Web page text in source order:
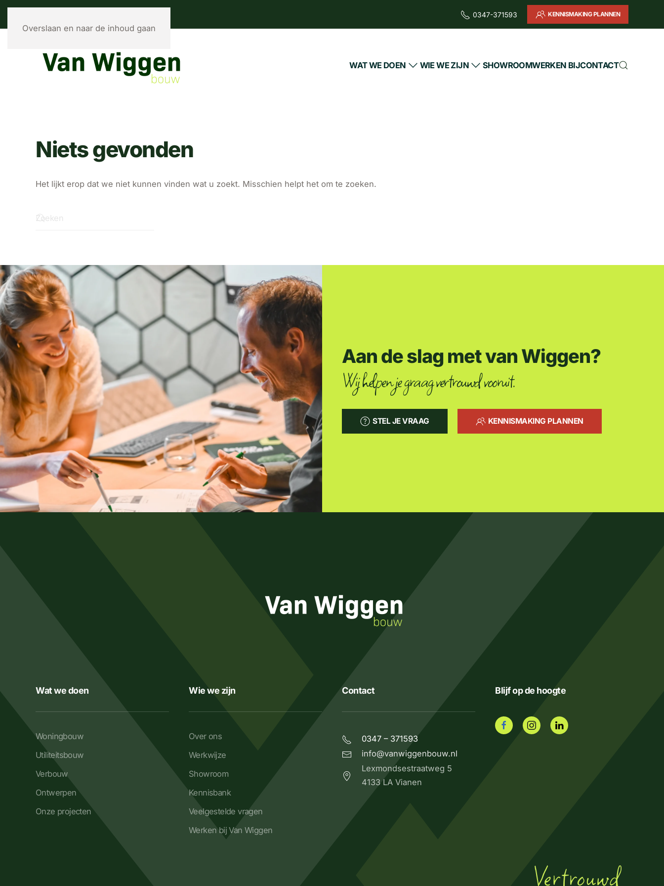
Overslaan en naar de inhoud gaan
0347-371593 KENNISMAKING PLANNEN
WAT WE DOEN WIE WE ZIJN SHOWROOMWERKEN BIJCONTACT
Niets gevonden
Het lijkt erop dat we niet kunnen vinden wat u zoekt. Misschien helpt het om te zoeken.
Aan de slag met van Wiggen?
Wij helpen je graag vertrouwd vooruit.
STEL JE VRAAG KENNISMAKING PLANNEN
Wat we doen
Woningbouw
Utiliteitsbouw
Verbouw
Ontwerpen
Onze projecten
Wie we zijn
Over ons
Werkwijze
Showroom
Kennisbank
Veelgestelde vragen
Werken bij Van Wiggen
Contact
0347 – 371593
info@vanwiggenbouw.nl
Lexmondsestraatweg 5
4133 LA Vianen
Blijf op de hoogte